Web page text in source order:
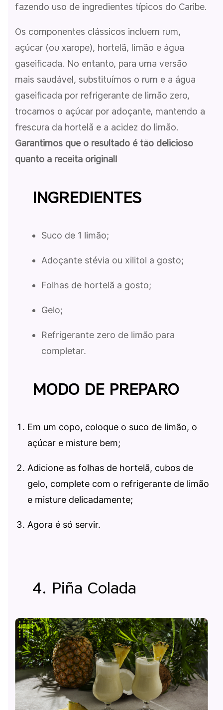
fazendo uso de ingredientes típicos do Caribe.
Os componentes clássicos incluem rum,
açúcar (ou xarope), hortelã, limão e água
gaseificada. No entanto, para uma versão
mais saudável, substituímos o rum e a água
gaseificada por refrigerante de limão zero,
trocamos o açúcar por adoçante, mantendo a
frescura da hortelã e a acidez do limão.
Garantimos que o resultado é tão delicioso
quanto a receita original!
INGREDIENTES
Suco de 1 limão;
Adoçante stévia ou xilitol a gosto;
Folhas de hortelã a gosto;
Gelo;
Refrigerante zero de limão para
completar.
MODO DE PREPARO
Em um copo, coloque o suco de limão, o
açúcar e misture bem;
Adicione as folhas de hortelã, cubos de
gelo, complete com o refrigerante de limão
e misture delicadamente;
Agora é só servir.
4. Piña Colada